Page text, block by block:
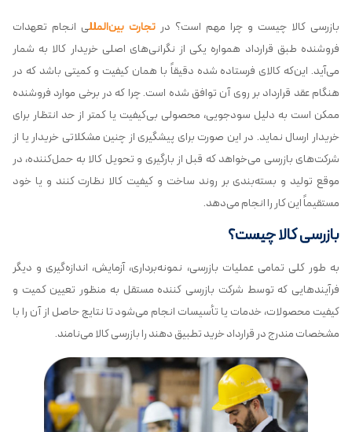
بازرسی کالا چیست و چرا مهم است؟ در تجارت بین‌المللی انجام تعهدات
فروشنده طبق قرارداد همواره یکی از نگرانی‌های اصلی خریدار کالا به شمار
می‌آید. این‌که کالای فرستاده شده دقیقاً با همان کیفیت و کمیتی باشد که در
هنگام عقد قرارداد بر روی آن توافق شده است. چرا که در برخی موارد فروشنده
ممکن است به دلیل سودجویی، محصولی بی‌کیفیت یا کمتر از حد انتظار برای
خریدار ارسال نماید. در این صورت برای پیشگیری از چنین مشکلاتی خریدار یا از
شرکت‌های بازرسی می‌خواهد که قبل از بارگیری و تحویل کالا به حمل‌کننده، در
موقع تولید و بسته‌بندی بر روند ساخت و کیفیت کالا نظارت کنند و یا خود
مستقیماً این کار را انجام می‌دهد.
بازرسی کالا چیست؟
به طور کلی تمامی عملیات بازرسی، نمونه‌برداری، آزمایش، اندازه‌گیری و دیگر
فرآیندهایی که توسط شرکت بازرسی کننده مستقل به منظور تعیین کمیت و
کیفیت محصولات، خدمات یا تأسیسات انجام می‌شود تا نتایج حاصل از آن را با
مشخصات مندرج در قرارداد خرید تطبیق دهند را بازرسی کالا می‌نامند.